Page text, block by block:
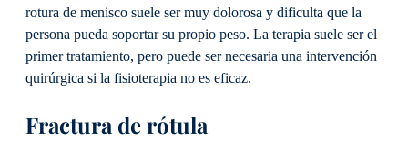
rotura de menisco suele ser muy dolorosa y dificulta que la
persona pueda soportar su propio peso. La terapia suele ser el
primer tratamiento, pero puede ser necesaria una intervención
quirúrgica si la fisioterapia no es eficaz.
Fractura de rótula